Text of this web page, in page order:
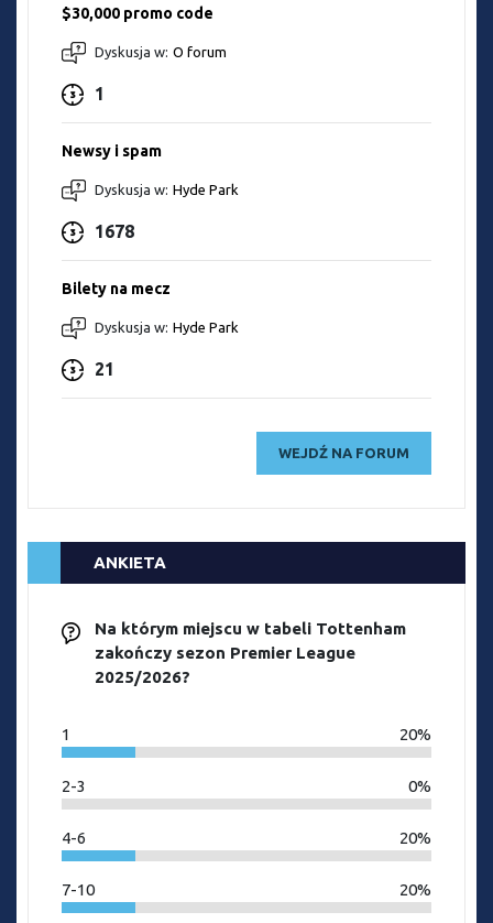
$30,000 promo code
Dyskusja w: O forum
1
Newsy i spam
Dyskusja w: Hyde Park
1678
Bilety na mecz
Dyskusja w: Hyde Park
21
WEJDŹ NA FORUM
ANKIETA
Na którym miejscu w tabeli Tottenham
zakończy sezon Premier League
2025/2026?
1 20%
2-3 0%
4-6 20%
7-10 20%